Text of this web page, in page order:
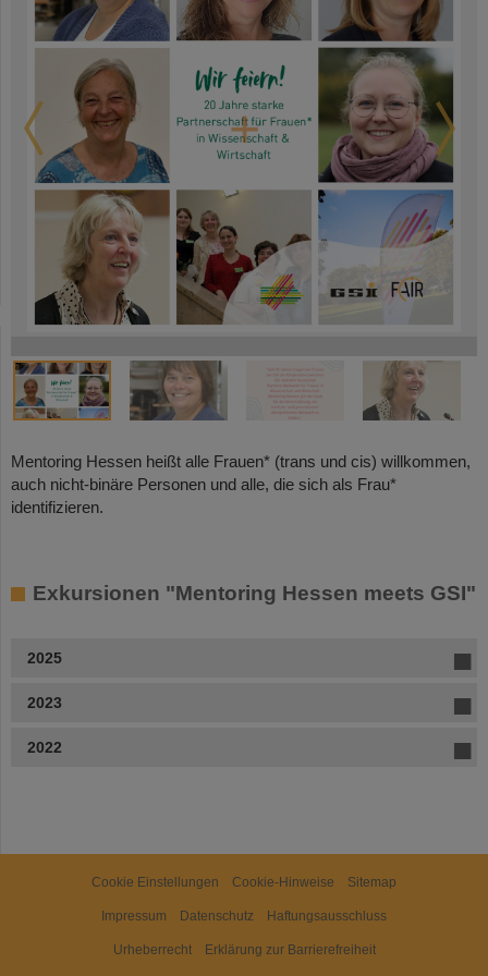
Mentoring Hessen heißt alle Frauen* (trans und cis) willkommen,
auch nicht-binäre Personen und alle, die sich als Frau*
identifizieren.
Exkursionen "Mentoring Hessen meets GSI"
2025
2023
2022
Cookie Einstellungen Cookie-Hinweise Sitemap
Impressum Datenschutz Haftungsausschluss
Urheberrecht Erklärung zur Barrierefreiheit